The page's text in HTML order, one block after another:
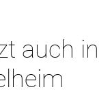
auch in